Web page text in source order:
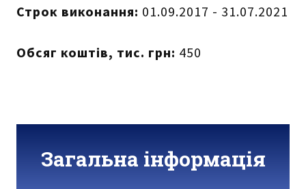
Строк виконання: 01.09.2017 - 31.07.2021
Обсяг коштів, тис. грн: 450
Загальна інформація